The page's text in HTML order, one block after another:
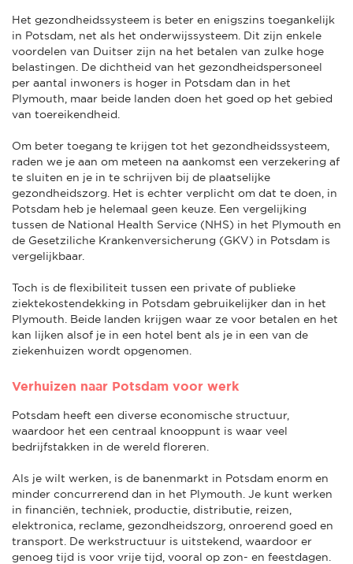
Het gezondheidssysteem is beter en enigszins toegankelijk
in Potsdam, net als het onderwijssysteem. Dit zijn enkele
voordelen van Duitser zijn na het betalen van zulke hoge
belastingen. De dichtheid van het gezondheidspersoneel
per aantal inwoners is hoger in Potsdam dan in het
Plymouth, maar beide landen doen het goed op het gebied
van toereikendheid.
Om beter toegang te krijgen tot het gezondheidssysteem,
raden we je aan om meteen na aankomst een verzekering af
te sluiten en je in te schrijven bij de plaatselijke
gezondheidszorg. Het is echter verplicht om dat te doen, in
Potsdam heb je helemaal geen keuze. Een vergelijking
tussen de National Health Service (NHS) in het Plymouth en
de Gesetziliche Krankenversicherung (GKV) in Potsdam is
vergelijkbaar.
Toch is de flexibiliteit tussen een private of publieke
ziektekostendekking in Potsdam gebruikelijker dan in het
Plymouth. Beide landen krijgen waar ze voor betalen en het
kan lijken alsof je in een hotel bent als je in een van de
ziekenhuizen wordt opgenomen.
Verhuizen naar Potsdam voor werk
Potsdam heeft een diverse economische structuur,
waardoor het een centraal knooppunt is waar veel
bedrijfstakken in de wereld floreren.
Als je wilt werken, is de banenmarkt in Potsdam enorm en
minder concurrerend dan in het Plymouth. Je kunt werken
in financiën, techniek, productie, distributie, reizen,
elektronica, reclame, gezondheidszorg, onroerend goed en
transport. De werkstructuur is uitstekend, waardoor er
genoeg tijd is voor vrije tijd, vooral op zon- en feestdagen.